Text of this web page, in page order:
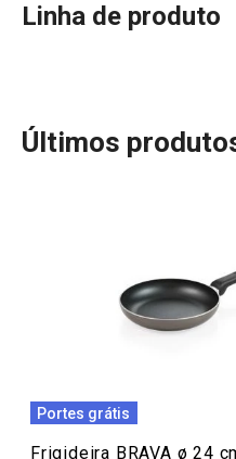
Linha de produto
Cozinhar
Últimos
Portes grátis
Frigideira BRAVA ø 24